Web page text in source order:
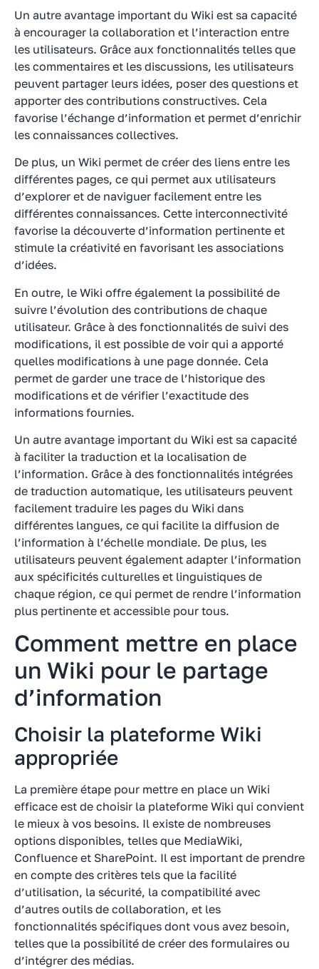
Un autre avantage important du Wiki est sa capacité
à encourager la collaboration et l’interaction entre
les utilisateurs. Grâce aux fonctionnalités telles que
les commentaires et les discussions, les utilisateurs
peuvent partager leurs idées, poser des questions et
apporter des contributions constructives. Cela
favorise l’échange d’information et permet d’enrichir
les connaissances collectives.
De plus, un Wiki permet de créer des liens entre les
différentes pages, ce qui permet aux utilisateurs
d’explorer et de naviguer facilement entre les
différentes connaissances. Cette interconnectivité
favorise la découverte d’information pertinente et
stimule la créativité en favorisant les associations
d’idées.
En outre, le Wiki offre également la possibilité de
suivre l’évolution des contributions de chaque
utilisateur. Grâce à des fonctionnalités de suivi des
modifications, il est possible de voir qui a apporté
quelles modifications à une page donnée. Cela
permet de garder une trace de l’historique des
modifications et de vérifier l’exactitude des
informations fournies.
Un autre avantage important du Wiki est sa capacité
à faciliter la traduction et la localisation de
l’information. Grâce à des fonctionnalités intégrées
de traduction automatique, les utilisateurs peuvent
facilement traduire les pages du Wiki dans
différentes langues, ce qui facilite la diffusion de
l’information à l’échelle mondiale. De plus, les
utilisateurs peuvent également adapter l’information
aux spécificités culturelles et linguistiques de
chaque région, ce qui permet de rendre l’information
plus pertinente et accessible pour tous.
Comment mettre en place
un Wiki pour le partage
d’information
Choisir la plateforme Wiki
appropriée
La première étape pour mettre en place un Wiki
efficace est de choisir la plateforme Wiki qui convient
le mieux à vos besoins. Il existe de nombreuses
options disponibles, telles que MediaWiki,
Confluence et SharePoint. Il est important de prendre
en compte des critères tels que la facilité
d’utilisation, la sécurité, la compatibilité avec
d’autres outils de collaboration, et les
fonctionnalités spécifiques dont vous avez besoin,
telles que la possibilité de créer des formulaires ou
d’intégrer des médias.